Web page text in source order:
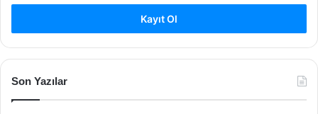
Kayıt Ol
Son Yazılar